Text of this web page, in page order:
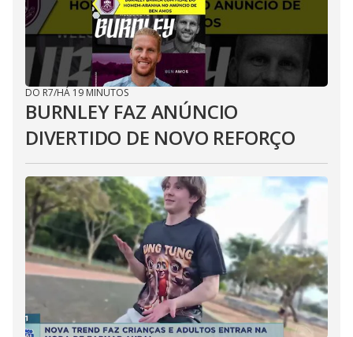
DO R7/HÁ 19 MINUTOS
BURNLEY FAZ ANÚNCIO
DIVERTIDO DE NOVO REFORÇO